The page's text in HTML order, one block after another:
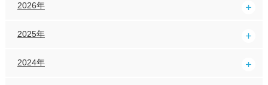
2026年
2025年
2024年